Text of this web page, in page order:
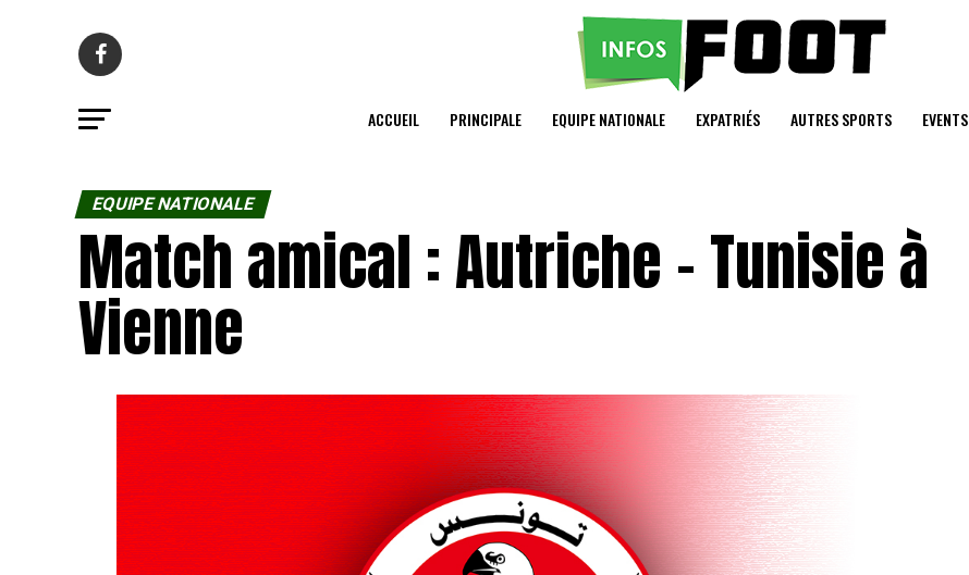
ACCUEIL PRINCIPALE EQUIPE NATIONALE EXPATRIÉS AUTRES SPORTS EVENTS
EQUIPE NATIONALE
Match amical : Autriche – Tunisie à
Vienne